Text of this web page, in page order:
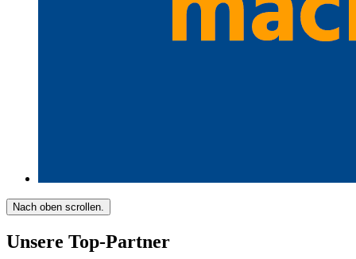
Nach oben scrollen.
Unsere Top-Partner